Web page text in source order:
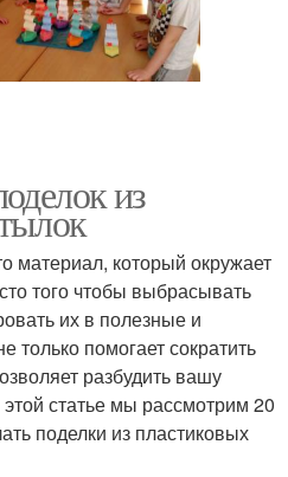
из
материал, который окружает
того чтобы выбрасывать
их в полезные и
помогает сократить
разбудить вашу
статье мы рассмотрим 20
поделки из пластиковых